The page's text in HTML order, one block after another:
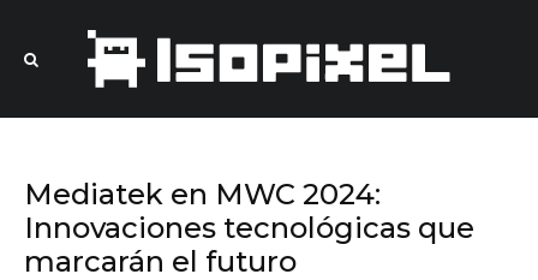
Mediatek en MWC 2024:
Innovaciones tecnológicas que
marcarán el futuro